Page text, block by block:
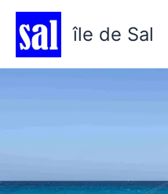
Aller
contenu
île de Sal